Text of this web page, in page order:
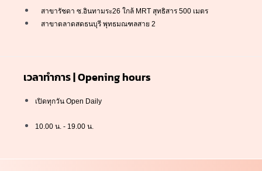
สาขารัชดา ซ.อินทามระ26 ใกล้ MRT สุทธิสาร 500 เมตร
สาขาตลาดสดธนบุรี พุทธมณฑลสาย 2
เวลาทำการ | Opening hours
เปิดทุกวัน Open Daily
10.00 น. - 19.00 น.